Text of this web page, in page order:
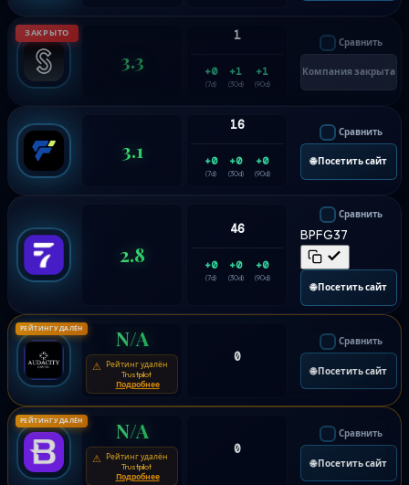
ЗАКРЫТО
3.3
1
+0
(7d)
+1
(30d)
+1
(90d)
Сравнить
Компания закрыта
3.1
16
+0
(7d)
+0
(30d)
+0
(90d)
Сравнить
🌐 Посетить сайт
2.8
46
+0
(7d)
+0
(30d)
+0
(90d)
Сравнить
BPFG37
🌐 Посетить сайт
РЕЙТИНГ УДАЛЁН N/A
⚠ Рейтинг удалён
Trustpilot
Подробнее
0
Сравнить
🌐 Посетить сайт
РЕЙТИНГ УДАЛЁН N/A
⚠ Рейтинг удалён
Trustpilot
Подробнее
0
Сравнить
🌐 Посетить сайт